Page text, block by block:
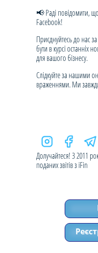
📢 Раді повідомити,
Facebook!
Приєднуйтесь до нас
бути в курсі останніх
для вашого бізнесу.
Слідкуйте за нашими
враженнями. Ми
Долучайтеся! З 2011
поданих звітів з iFin